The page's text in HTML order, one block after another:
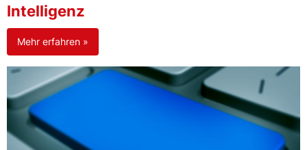
Intelligenz
Mehr erfahren »